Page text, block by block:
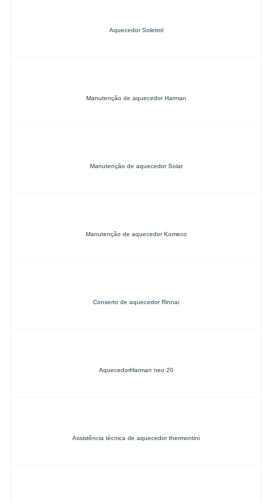
Aquecedor Soletrol
Manutenção de aquecedor Harman
Manutenção de aquecedor Solar
Manutenção de aquecedor Komeco
Conserto de aquecedor Rinnai
AquecedorHarman neo 20
Assistência técnica de aquecedor thermontini